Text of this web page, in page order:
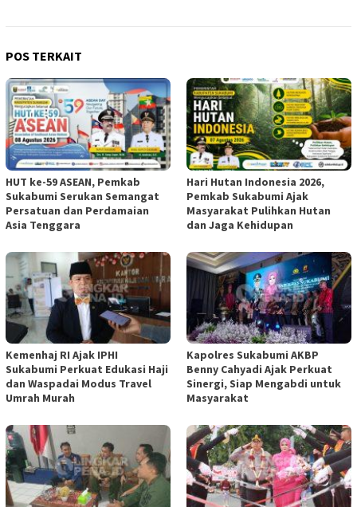
POS TERKAIT
HUT ke-59 ASEAN, Pemkab
Sukabumi Serukan Semangat
Persatuan dan Perdamaian
Asia Tenggara
Hari Hutan Indonesia 2026,
Pemkab Sukabumi Ajak
Masyarakat Pulihkan Hutan
dan Jaga Kehidupan
Kemenhaj RI Ajak IPHI
Sukabumi Perkuat Edukasi Haji
dan Waspadai Modus Travel
Umrah Murah
Kapolres Sukabumi AKBP
Benny Cahyadi Ajak Perkuat
Sinergi, Siap Mengabdi untuk
Masyarakat